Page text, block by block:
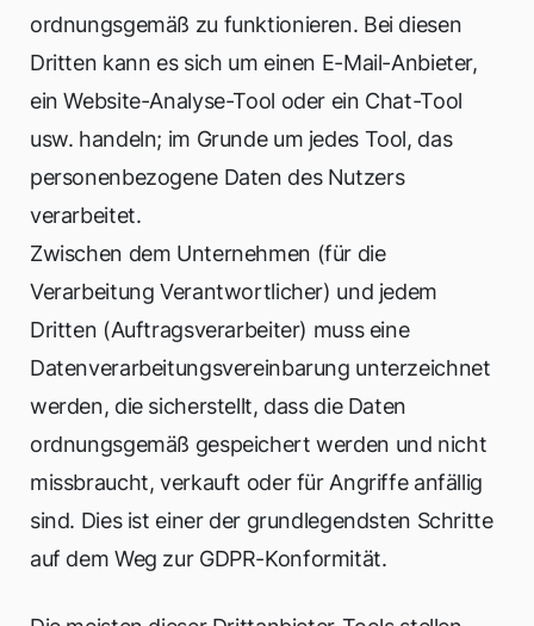
ordnungsgemäß zu funktionieren. Bei diesen
Dritten kann es sich um einen E-Mail-Anbieter,
ein Website-Analyse-Tool oder ein Chat-Tool
usw. handeln; im Grunde um jedes Tool, das
personenbezogene Daten des Nutzers
verarbeitet.
Zwischen dem Unternehmen (für die
Verarbeitung Verantwortlicher) und jedem
Dritten (Auftragsverarbeiter) muss eine
Datenverarbeitungsvereinbarung unterzeichnet
werden, die sicherstellt, dass die Daten
ordnungsgemäß gespeichert werden und nicht
missbraucht, verkauft oder für Angriffe anfällig
sind. Dies ist einer der grundlegendsten Schritte
auf dem Weg zur GDPR-Konformität.